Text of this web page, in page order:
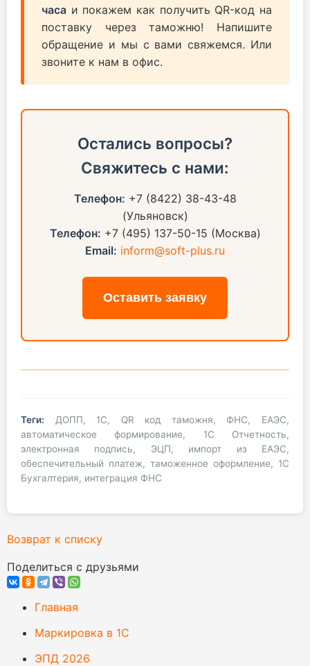
часа и покажем как получить QR-код на
поставку через таможню! Напишите
обращение и мы с вами свяжемся. Или
звоните к нам в офис.
Остались вопросы?
Свяжитесь с нами:
Телефон: +7 (8422) 38-43-48
(Ульяновск)
Телефон: +7 (495) 137-50-15 (Москва)
Email: inform@soft-plus.ru
Оставить заявку
Теги: ДОПП, 1С, QR код таможня, ФНС, ЕАЭС,
автоматическое формирование, 1С Отчетность,
электронная подпись, ЭЦП, импорт из ЕАЭС,
обеспечительный платеж, таможенное оформление, 1С
Бухгалтерия, интеграция ФНС
Возврат к списку
Поделиться с друзьями
Главная
Маркировка в 1С
ЭПД 2026